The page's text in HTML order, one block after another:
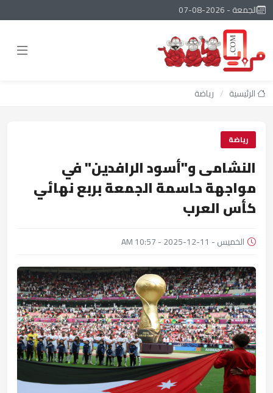
الجمعة - 2026-08-07
الرئيسية / رياضة
رياضة
النشامى و"أسود الرافدين" في
مواجهة حاسمة الجمعة بربع نهائي
كأس العرب
الخميس - 11-12-2025 - 10:57 AM